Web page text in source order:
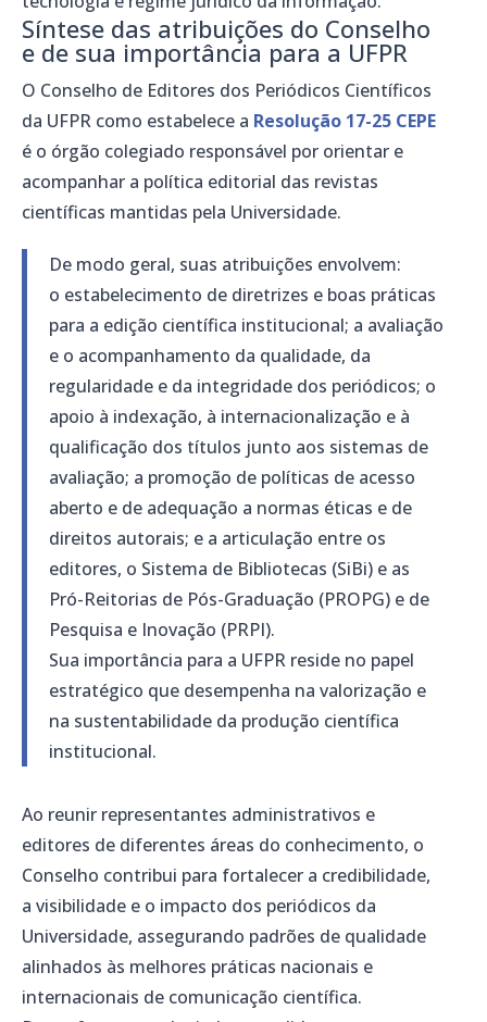
Síntese das atribuições do Conselho
e de sua importância para a UFPR
O Conselho de Editores dos Periódicos Científicos
da UFPR como estabelece a Resolução 17-25 CEPE
é o órgão colegiado responsável por orientar e
acompanhar a política editorial das revistas
científicas mantidas pela Universidade.
De modo geral, suas atribuições envolvem:
o estabelecimento de diretrizes e boas práticas
para a edição científica institucional; a avaliação
e o acompanhamento da qualidade, da
regularidade e da integridade dos periódicos; o
apoio à indexação, à internacionalização e à
qualificação dos títulos junto aos sistemas de
avaliação; a promoção de políticas de acesso
aberto e de adequação a normas éticas e de
direitos autorais; e a articulação entre os
editores, o Sistema de Bibliotecas (SiBi) e as
Pró-Reitorias de Pós-Graduação (PROPG) e de
Pesquisa e Inovação (PRPI).
Sua importância para a UFPR reside no papel
estratégico que desempenha na valorização e
na sustentabilidade da produção científica
institucional.
Ao reunir representantes administrativos e
editores de diferentes áreas do conhecimento, o
Conselho contribui para fortalecer a credibilidade,
a visibilidade e o impacto dos periódicos da
Universidade, assegurando padrões de qualidade
alinhados às melhores práticas nacionais e
internacionais de comunicação científica.